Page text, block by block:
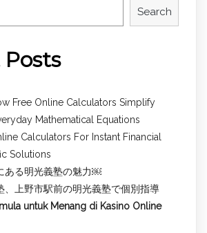
Search
Free Online Calculators Simplify
Mathematical Equations
Calculators For Instant Financial
Solutions
ある明光義塾の魅力￼
、上野市駅前の明光義塾で個別指導
untuk Menang di Kasino Online